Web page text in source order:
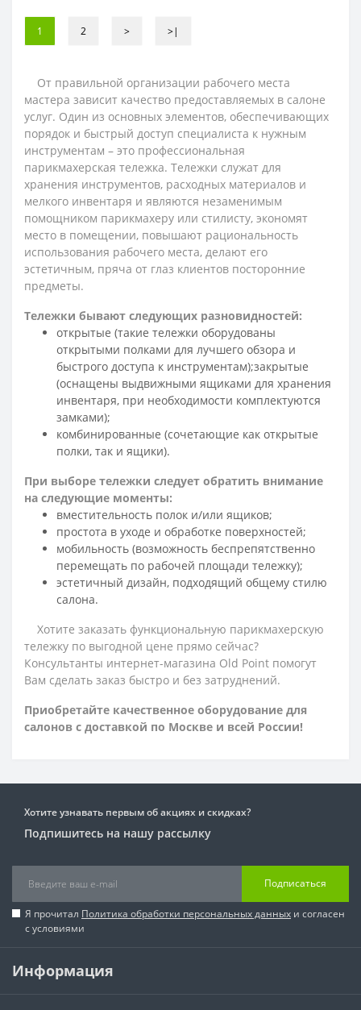
1 2 > >|
От правильной организации рабочего места
мастера зависит качество предоставляемых в салоне
услуг. Один из основных элементов, обеспечивающих
порядок и быстрый доступ специалиста к нужным
инструментам – это профессиональная
парикмахерская тележка. Тележки служат для
хранения инструментов, расходных материалов и
мелкого инвентаря и являются незаменимым
помощником парикмахеру или стилисту, экономят
место в помещении, повышают рациональность
использования рабочего места, делают его
эстетичным, пряча от глаз клиентов посторонние
предметы.
Тележки бывают следующих разновидностей:
открытые (такие тележки оборудованы
открытыми полками для лучшего обзора и
быстрого доступа к инструментам);закрытые
(оснащены выдвижными ящиками для хранения
инвентаря, при необходимости комплектуются
замками);
комбинированные (сочетающие как открытые
полки, так и ящики).
При выборе тележки следует обратить внимание
на следующие моменты:
вместительность полок и/или ящиков;
простота в уходе и обработке поверхностей;
мобильность (возможность беспрепятственно
перемещать по рабочей площади тележку);
эстетичный дизайн, подходящий общему стилю
салона.
Хотите заказать функциональную парикмахерскую
тележку по выгодной цене прямо сейчас?
Консультанты интернет-магазина Old Point помогут
Вам сделать заказ быстро и без затруднений.
Приобретайте качественное оборудование для
салонов с доставкой по Москве и всей России!
Хотите узнавать первым об акциях и скидках?
Подпишитесь на нашу рассылку
Подписаться
Я прочитал Политика обработки персональных данных и согласен
с условиями
Информация